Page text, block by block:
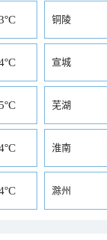
铜陵
宣城
芜湖
淮南
滁州